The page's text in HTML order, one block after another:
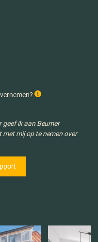
ik aan Beumer
mij op te nemen over